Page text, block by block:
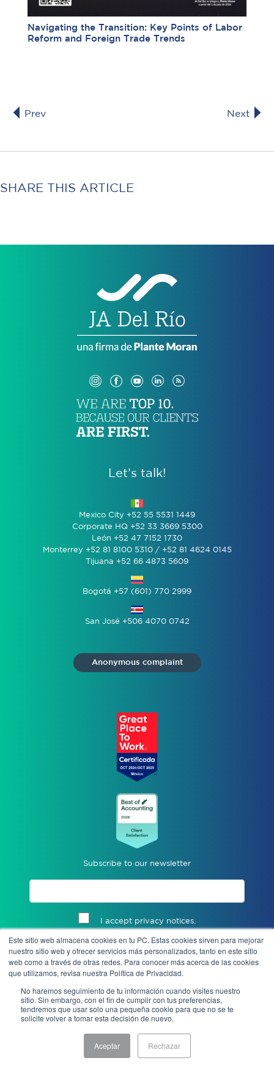
Este sitio web almacena cookies en tu PC. Estas cookies sirven para mejorar
nuestro sitio web y ofrecer servicios más personalizados, tanto en este sitio
web como a través de otras redes. Para conocer más acerca de las cookies
que utilizamos, revisa nuestra Política de Privacidad.
No haremos seguimiento de tu información cuando visites nuestro
sitio. Sin embargo, con el fin de cumplir con tus preferencias,
tendremos que usar solo una pequeña cookie para que no se te
solicite volver a tomar esta decisión de nuevo.
Aceptar Rechazar
Navigating the Transition: Key Points of Labor
Reform and Foreign Trade Trends
Prev Next
SHARE THIS ARTICLE
Let’s talk!
Mexico City +52 55 5531 1449
Corporate HQ +52 33 3669 5300
León +52 47 7152 1730
Monterrey +52 81 8100 5310 / +52 81 4624 0145
Tijuana +52 66 4873 5609
Bogotá +57 (601) 770 2999
San José +506 4070 0742
Anonymous complaint
Subscribe to our newsletter
I accept privacy notices.
Send